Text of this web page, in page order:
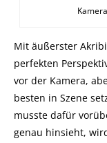
Mit äußerster
perfekten
vor der Kamera,
besten in Szene
musste dafür
genau hinsieht,